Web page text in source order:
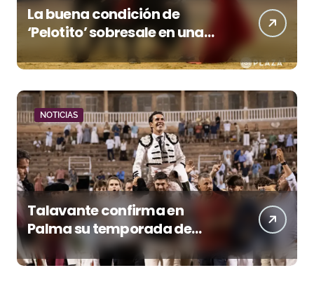
La buena condición de
‘Pelotito’ sobresale en una
noche gris en Las Ventas
NOTICIAS
Talavante confirma en
Palma su temporada de
figura y el palco niega el
premio a Roca Rey